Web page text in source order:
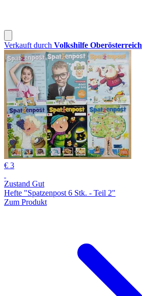
Verkauft durch Volkshilfe Oberösterreich
€ 3
Zustand Gut
Hefte "Spatzenpost 6 Stk. - Teil 2"
Zum Produkt